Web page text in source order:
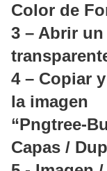
Color de
3 – Abrir
4 – Copiar
la imagen
“Pngtree-
Capas /